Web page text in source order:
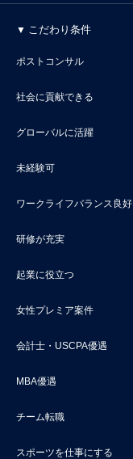
こだわり条件
ポストコンサル
社会に貢献できる
グローバルに活躍
未経験可
ワークライフバランス良好
研修が充実
起業に役立つ
女性プレミア案件
会計士・USCPA優遇
MBA優遇
チーム転職
スポーツを仕事にする